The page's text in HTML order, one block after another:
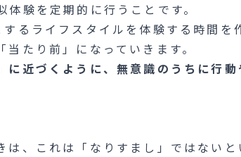
験を定期的に行うことです。
るライフスタイルを体験する時間を
たり前」になっていきます。
に近づくように、無意識のうちに行
は、これは「なりすまし」ではないと